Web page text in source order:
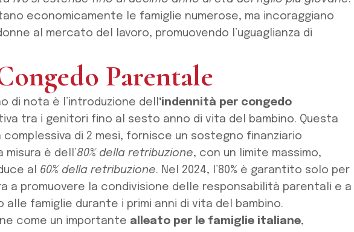
economicamente le famiglie numerose, ma incoraggiano
al mercato del lavoro, promuovendo l’uguaglianza di
Parentale
di nota è l’introduzione dell ‘indennità per congedo
tra i genitori fino al sesto anno di vita del bambino. Questa
di 2 mesi, fornisce un sostegno finanziario
misura è dell’80% della retribuzione, con un limite massimo,
al 60% della retribuzione. Nel 2024, l’80% è garantito solo per
a promuovere la condivisione delle responsabilità parentali e a
famiglie durante i primi anni di vita del bambino.
come un importante alleato per le famiglie italiane,